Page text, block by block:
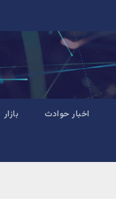
اخبار حوادث بازار